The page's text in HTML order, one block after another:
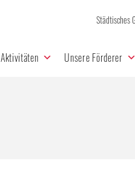
Städtisches
Aktivitäten Unsere Förderer